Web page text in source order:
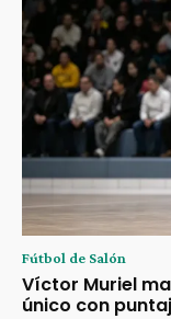
Fútbol de Salón
Víctor Muriel
único con